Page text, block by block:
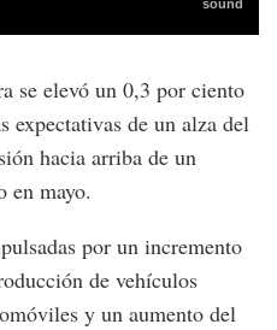
se elevó un 0,3 por ciento
expectativas de un alza del
hacia arriba de un
en mayo.
por un incremento
de vehículos
y un aumento del